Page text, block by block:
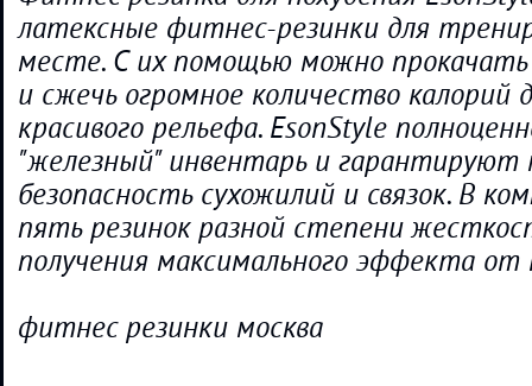
латексные фитнес-резинки для
месте. С их помощью можно
и сжечь огромное количество калорий
красивого рельефа. EsonStyle
"железный" инвентарь и гарантируют
безопасность сухожилий и связок. В
пять резинок разной степени
получения максимального эффекта от
фитнес резинки москва